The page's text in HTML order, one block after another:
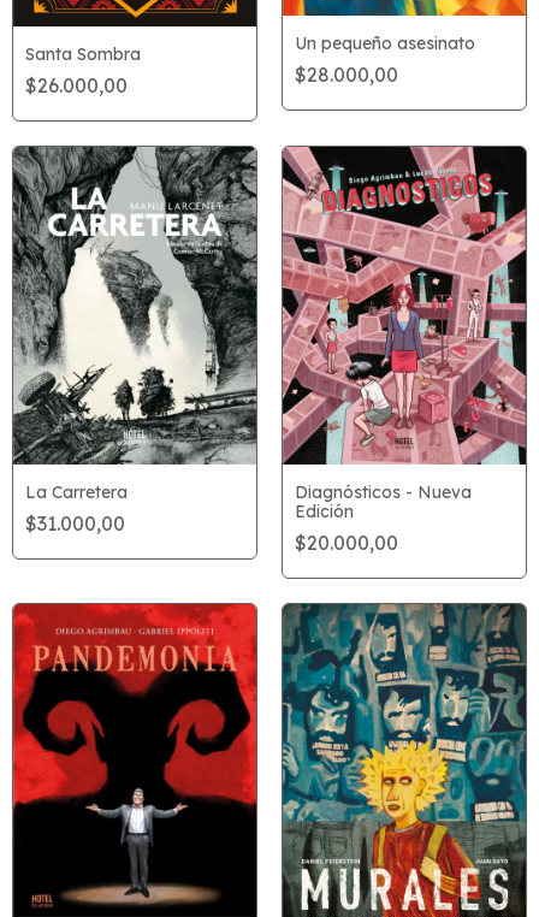
Santa Sombra
$26.000,00
Un pequeño asesinato
$28.000,00
La Carretera
$31.000,00
Diagnósticos - Nueva
Edición
$20.000,00